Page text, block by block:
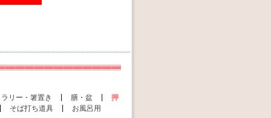
リー・箸置き 膳・盆| 押
そば打ち道具| お風呂用